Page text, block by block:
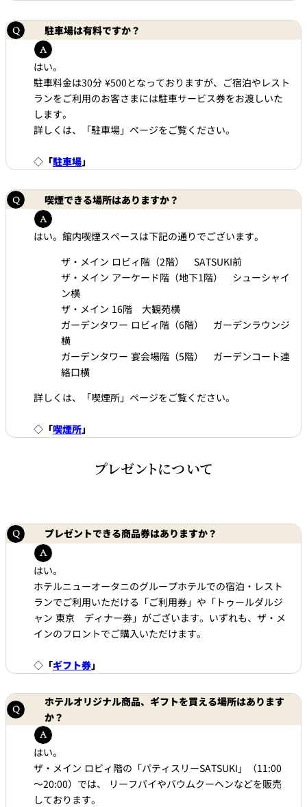
駐車場は有料ですか？
はい。
駐車料金は30分 ¥500となっておりますが、ご宿泊やレスト
ランをご利用のお客さまには駐車サービス券をお渡しいた
します。
詳しくは、「駐車場」ページをご覧ください。
◇ 「駐車場」
喫煙できる場所はありますか？
はい。館内喫煙スペースは下記の通りでございます。
ザ・メイン ロビィ階（2階） SATSUKI前
ザ・メイン アーケード階（地下1階） シューシャイ
ン横
ザ・メイン 16階 大観苑横
ガーデンタワー ロビィ階（6階） ガーデンラウンジ
横
ガーデンタワー 宴会場階（5階） ガーデンコート連
絡口横
詳しくは、「喫煙所」ページをご覧ください。
◇ 「喫煙所」
プレゼントについて
プレゼントできる商品券はありますか？
はい。
ホテルニューオータニのグループホテルでの宿泊・レスト
ランでご利用いただける「ご利用券」や「トゥールダルジ
ャン 東京 ディナー券」がございます。いずれも、ザ・メ
インのフロントでご購入いただけます。
◇ 「ギフト券」
ホテルオリジナル商品、ギフトを買える場所はあります
か？
はい。
ザ・メイン ロビィ階の「パティスリーSATSUKI」（11:00
～20:00）では、 リーフパイやバウムクーヘンなどを販売
しております。